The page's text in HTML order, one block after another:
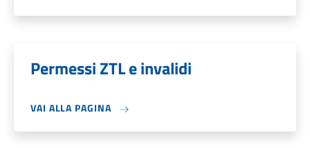
Permessi ZTL e invalidi
VAI ALLA PAGINA